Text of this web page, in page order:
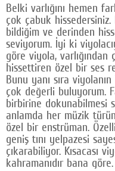
Belki varlığını hemen
çok çabuk
bildiğim ve derinden
seviyorum. İyi ki
göre viyola,
hissettiren özel bir ses
Bunu yanı sıra
çok değerli buluyorum.
birbirine dokunabilmesi
anlamda her müzik
özel bir enstrüman.
geniş tını yelpazesi
çıkarabiliyor. Kısacası
kahramanıdır bana göre.